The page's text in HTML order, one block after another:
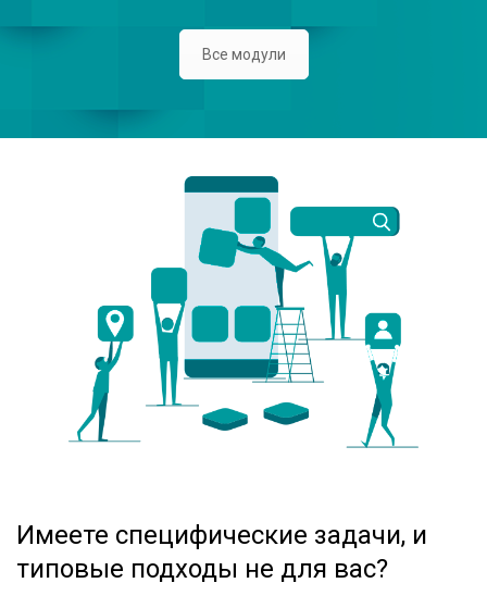
Все модули
Имеете специфические задачи, и
типовые подходы не для вас?